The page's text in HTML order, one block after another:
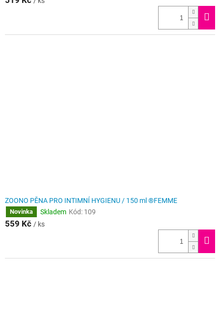
ZOONO PĚNA PRO INTIMNÍ HYGIENU / 150 ml ®FEMME
Novinka Skladem Kód: 109
559 Kč / ks